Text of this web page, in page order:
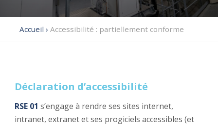
Accueil › Accessibilité : partiellement conforme
Déclaration d’accessibilité
RSE 01 s’engage à rendre ses sites internet,
intranet, extranet et ses progiciels accessibles (et